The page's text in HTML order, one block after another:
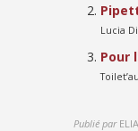
Lucia
Pour
Publié par